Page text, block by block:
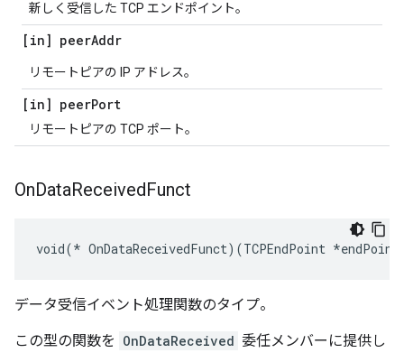
新しく受信した TCP エンドポイント。
[in] peerAddr
リモートピアの IP アドレス。
[in] peerPort
リモートピアの TCP ポート。
OnDataReceivedFunct
void(* OnDataReceivedFunct)(TCPEndPoint
データ受信イベント処理関数のタイプ。
この型の関数を OnDataReceived 委任メンバーに提供し